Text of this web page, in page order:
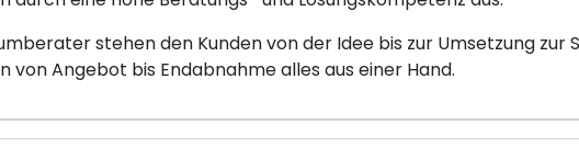
stehen den Kunden von der Idee bis zur Umsetzung
von Angebot bis Endabnahme alles aus einer Hand.